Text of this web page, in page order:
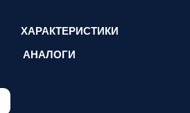
ХАРАКТЕРИСТИКИ
АНАЛОГИ